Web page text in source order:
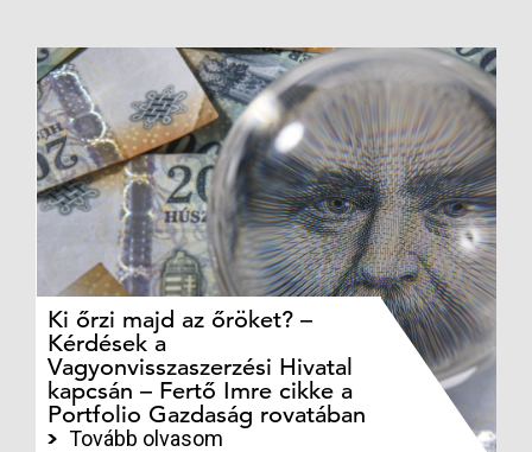
Ki őrzi majd az őröket? –
Kérdések a
Vagyonvisszaszerzési Hivatal
kapcsán – Fertő Imre cikke a
Portfolio Gazdaság rovatában
Tovább olvasom